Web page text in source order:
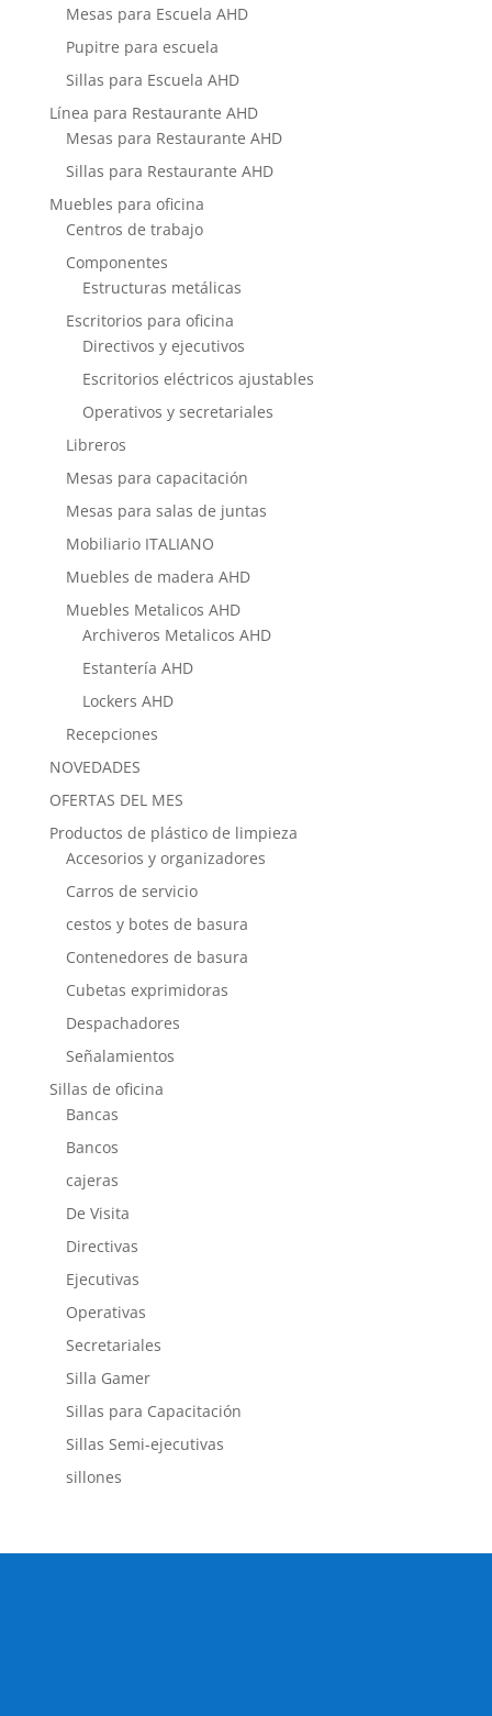
Mesas para Escuela AHD
Pupitre para escuela
Sillas para Escuela AHD
Línea para Restaurante AHD
Mesas para Restaurante AHD
Sillas para Restaurante AHD
Muebles para oficina
Centros de trabajo
Componentes
Estructuras metálicas
Escritorios para oficina
Directivos y ejecutivos
Escritorios eléctricos ajustables
Operativos y secretariales
Libreros
Mesas para capacitación
Mesas para salas de juntas
Mobiliario ITALIANO
Muebles de madera AHD
Muebles Metalicos AHD
Archiveros Metalicos AHD
Estantería AHD
Lockers AHD
Recepciones
NOVEDADES
OFERTAS DEL MES
Productos de plástico de limpieza
Accesorios y organizadores
Carros de servicio
cestos y botes de basura
Contenedores de basura
Cubetas exprimidoras
Despachadores
Señalamientos
Sillas de oficina
Bancas
Bancos
cajeras
De Visita
Directivas
Ejecutivas
Operativas
Secretariales
Silla Gamer
Sillas para Capacitación
Sillas Semi-ejecutivas
sillones